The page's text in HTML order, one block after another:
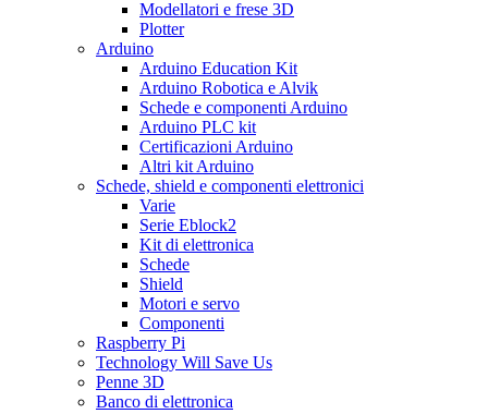
Modellatori e frese 3D
Plotter
Arduino
Arduino Education Kit
Arduino Robotica e Alvik
Schede e componenti Arduino
Arduino PLC kit
Certificazioni Arduino
Altri kit Arduino
Schede, shield e componenti elettronici
Varie
Serie Eblock2
Kit di elettronica
Schede
Shield
Motori e servo
Componenti
Raspberry Pi
Technology Will Save Us
Penne 3D
Banco di elettronica